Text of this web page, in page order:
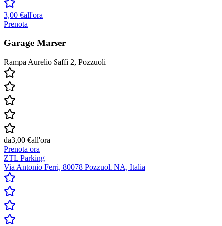
3,00 €all'ora
Prenota
Garage Marser
Rampa Aurelio Saffi 2, Pozzuoli
da3,00 €all'ora
Prenota ora
ZTL Parking
Via Antonio Ferri, 80078 Pozzuoli NA, Italia